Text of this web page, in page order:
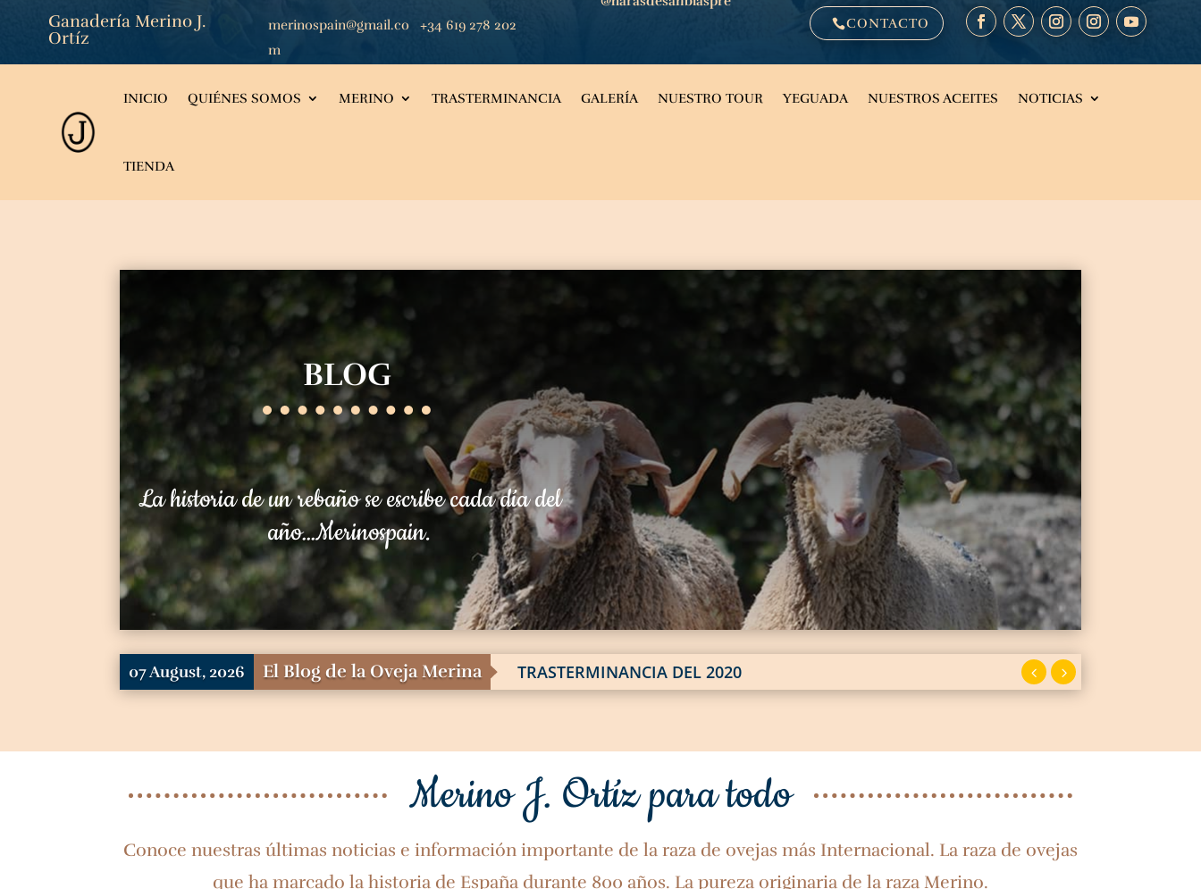
Ganadería Merino J.
Ortíz
merinospain@gmail.co
m
+34 619 278 202 CONTACTO
INICIO QUIÉNES SOMOS MERINO TRASTERMINANCIA GALERÍA NUESTRO TOUR YEGUADA NUESTROS ACEITES NOTICIAS
TIENDA
BLOG
La historia de un rebaño se escribe cada día del
año…Merinospain.
07 August, 2026 El Blog de la Oveja Merina LA ESQUILA DE PASO AL VERANO
Merino J. Ortíz para todo
Conoce nuestras últimas noticias e información importante de la raza de ovejas más Internacional. La raza de ovejas
que ha marcado la historia de España durante 800 años. La pureza originaria de la raza Merino.